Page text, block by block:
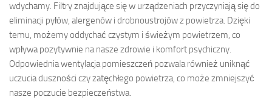
wdychamy. Filtry znajdujące się w urządzeniach przyczyniają się do
eliminacji pyłów, alergenów i drobnoustrojów z powietrza. Dzięki
temu, możemy oddychać czystym i świeżym powietrzem, co
wpływa pozytywnie na nasze zdrowie i komfort psychiczny.
Odpowiednia wentylacja pomieszczeń pozwala również uniknąć
uczucia duszności czy zatęchłego powietrza, co może zmniejszyć
nasze poczucie bezpieczeństwa.